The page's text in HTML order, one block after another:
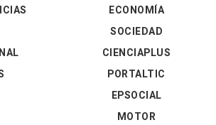
ECONOMÍA
SOCIEDAD
CIENCIAPLUS
PORTALTIC
EPSOCIAL
MOTOR